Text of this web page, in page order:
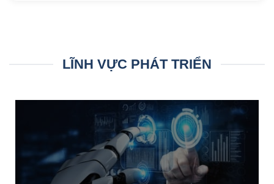
LĨNH VỰC PHÁT TRIỂN